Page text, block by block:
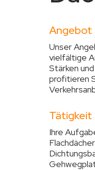
Angebot
Unser
vielfältige
Stärken
profitieren
Tätigkeit
Ihre